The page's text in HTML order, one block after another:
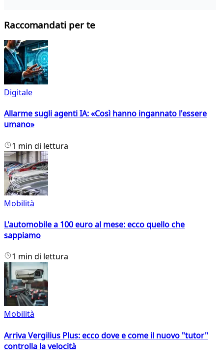
Raccomandati per te
Digitale
Allarme sugli agenti IA: «Così hanno ingannato l'essere
umano»
1 min di lettura
Mobilità
L'automobile a 100 euro al mese: ecco quello che
sappiamo
1 min di lettura
Mobilità
Arriva Vergilius Plus: ecco dove e come il nuovo "tutor"
controlla la velocità